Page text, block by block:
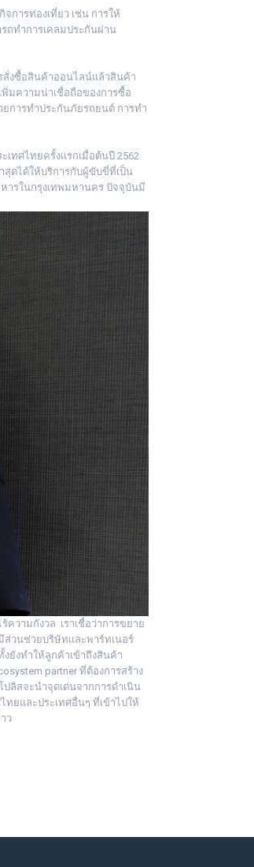
การท่องเที่ยว เช่น การให้
ถทำการเคลมประกันผ่าน
สั่งซื้อสินค้าออนไลน์แล้วสินค้า
พิ่มความน่าเชื่อถือของการซื้อ
การทำประกันภัยรถยนต์ การทำ
เทศไทยครั้งแรกเมื่อต้นปี 2562
สุดได้ให้บริการกับผู้ขับขี่ที่เป็น
ารในกรุงเทพมหานคร ปัจจุบันมี
ความกังวล เราเชื่อว่าการขยาย
วนช่วยบริษัทและพาร์ทเนอร์
ยังทำให้ลูกค้าเข้าถึงสินค้า
partner ที่ต้องการสร้าง
ลิสจะนำจุดเด่นจากการดำเนิน
ยและประเทศอื่นๆ ที่เข้าไปให้
ว